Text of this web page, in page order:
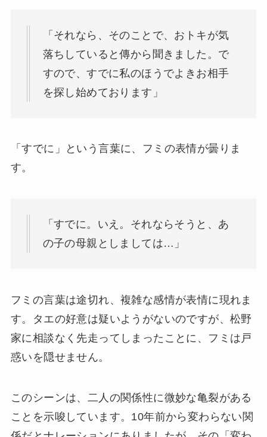
「それなら、そのことで、おトキが気
落ちしていると傳から聞きました。で
すので、すでに私のほうでよきお相手
を探し始めております」
「すでに」という言葉に、フミの表情が曇りま
す。
「すでに。いえ。それならそうと、あ
の子の母親としましては…」
フミの言葉は途切れ、複雑な感情が表情に現れま
す。タエの好意は疑いようがないのですが、松野
家に相談なく先走ってしまったことに、フミは戸
惑いを隠せません。
このシーンは、二人の関係性に微妙な亀裂がある
ことを示唆しています。10年前から変わらない関